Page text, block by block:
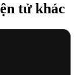
tử khác